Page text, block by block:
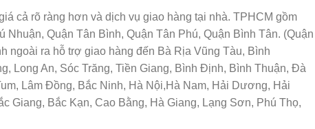
cả rõ ràng hơn và dịch vụ giao hàng tại nhà. TPHCM gồm
Nhuận, Quận Tân Bình, Quận Tân Phú, Quận Bình Tân. (Quận
ngoài ra hỗ trợ giao hàng đến Bà Rịa Vũng Tàu, Bình
Long An, Sóc Trăng, Tiền Giang, Bình Định, Bình Thuận, Đà
Lâm Đồng, Bắc Ninh, Hà Nội,Hà Nam, Hải Dương, Hải
Giang, Bắc Kạn, Cao Bằng, Hà Giang, Lạng Sơn, Phú Thọ,